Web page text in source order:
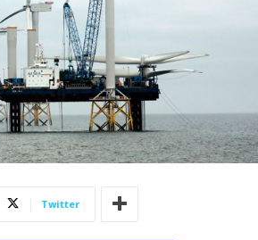
Twitter